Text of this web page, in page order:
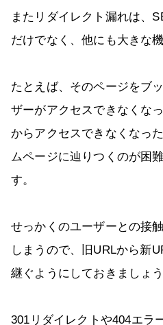
またリダイレクト漏れは、
だけでなく、他にも大きな
たとえば、そのページをブ
ザーがアクセスできなくな
からアクセスできなくなっ
ムページに辿りつくのが困
す。
せっかくのユーザーとの接
しまうので、旧URLから新
継ぐようにしておきましょう
301リダイレクトや404エラ